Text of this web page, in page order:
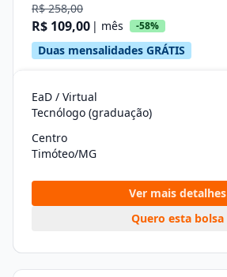
R$ 258,00
R$ 109,00 | mês -58%
Duas mensalidades GRÁTIS
EaD / Virtual
Tecnólogo (graduação)
Centro
Timóteo/MG
Ver mais detalhes
Quero esta bolsa